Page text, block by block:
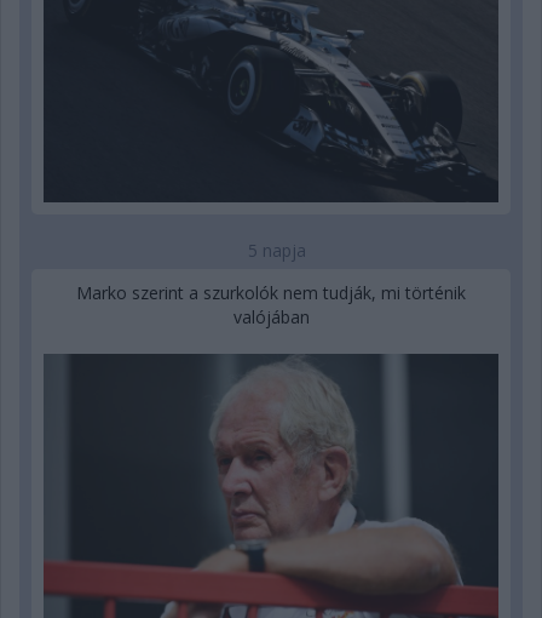
5 napja
Marko szerint a szurkolók nem tudják, mi történik
valójában